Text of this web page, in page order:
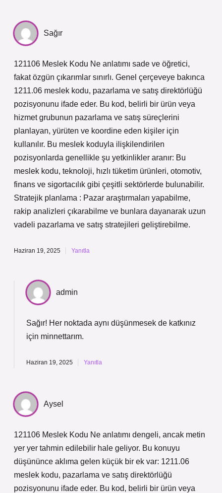
Sağır
121106 Meslek Kodu Ne anlatımı sade ve öğretici,
fakat özgün çıkarımlar sınırlı. Genel çerçeveye bakınca
1211.06 meslek kodu, pazarlama ve satış direktörlüğü
pozisyonunu ifade eder. Bu kod, belirli bir ürün veya
hizmet grubunun pazarlama ve satış süreçlerini
planlayan, yürüten ve koordine eden kişiler için
kullanılır. Bu meslek koduyla ilişkilendirilen
pozisyonlarda genellikle şu yetkinlikler aranır: Bu
meslek kodu, teknoloji, hızlı tüketim ürünleri, otomotiv,
finans ve sigortacılık gibi çeşitli sektörlerde bulunabilir.
Stratejik planlama : Pazar araştırmaları yapabilme,
rakip analizleri çıkarabilme ve bunlara dayanarak uzun
vadeli pazarlama ve satış stratejileri geliştirebilme.
Haziran 19, 2025 Yanıtla
admin
Sağır! Her noktada aynı düşünmesek de katkınız
için minnettarım.
Haziran 19, 2025 Yanıtla
Aysel
121106 Meslek Kodu Ne anlatımı dengeli, ancak metin
yer yer tahmin edilebilir hale geliyor. Bu konuyu
düşününce aklıma gelen küçük bir ek var: 1211.06
meslek kodu, pazarlama ve satış direktörlüğü
pozisyonunu ifade eder. Bu kod, belirli bir ürün veya